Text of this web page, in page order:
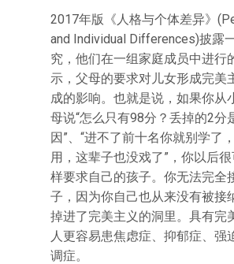
2017年版《人格与个体差异》
and Individual Differences)披露
究，他们在一组家庭成员中进行
示，父母的要求对儿女形成完美
成的影响。也就是说，如果你从
母说“怎么只有98分？丢掉的2分
因”、“进不了前十名你就别学了
用，这辈子也没戏了”，你以后
样要求自己的孩子。你无法完全
子，因为你自己也从来没有被接
掉进了完美主义的洞里。具有完
人更容易患焦虑症、抑郁症、强
调症。